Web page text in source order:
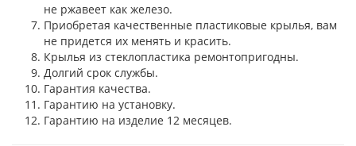
не ржавеет как железо.
Приобретая качественные пластиковые крылья, вам
не придется их менять и красить.
Крылья из стеклопластика ремонтопригодны.
Долгий срок службы.
Гарантия качества.
Гарантию на установку.
Гарантию на изделие 12 месяцев.